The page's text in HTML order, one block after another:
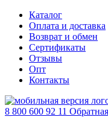
Каталог
Оплата и доставка
Возврат и обмен
Сертификаты
Отзывы
Опт
Контакты
8 800 600 92 11